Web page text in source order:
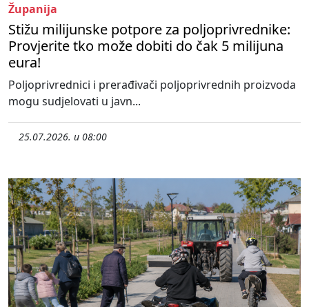
Županija
Stižu milijunske potpore za poljoprivrednike:
Provjerite tko može dobiti do čak 5 milijuna
eura!
Poljoprivrednici i prerađivači poljoprivrednih proizvoda
mogu sudjelovati u javn...
25.07.2026. u 08:00